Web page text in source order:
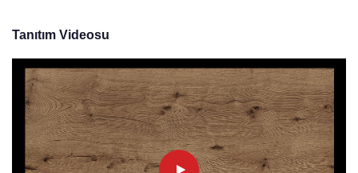
Tanıtım Videosu